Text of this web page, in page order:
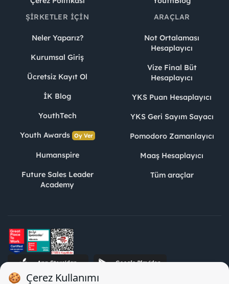
ŞIRKETLER İÇIN
Neler Yaparız?
Kurumsal Giriş
Ücretsiz Kayıt Ol
İK Blog
YouthTech
Youth Awards Oy Ver
Humanspire
Future Sales Leader
Academy
ARAÇLAR
Not Ortalaması
Hesaplayıcı
Vize Final Büt
Hesaplayıcı
YKS Puan Hesaplayıcı
YKS Geri Sayım Sayacı
Pomodoro Zamanlayıcı
Maaş Hesaplayıcı
Tüm araçlar